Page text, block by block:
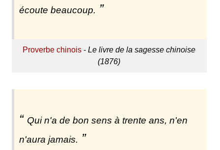
écoute beaucoup.
Proverbe chinois -Le livre de la sagesse chinoise
(1876)
Qui n'a de bon sens à trente ans, n'en
n'aura jamais.